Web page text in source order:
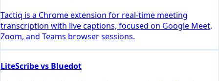
Tactiq is a Chrome extension for real-time meeting
transcription with live captions, focused on Google Meet,
Zoom, and Teams browser sessions.
LiteScribe vs Bluedot